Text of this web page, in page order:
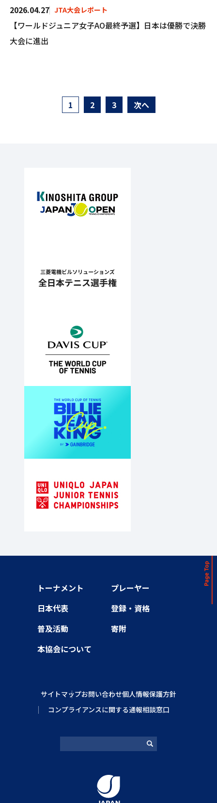
2026.04.27 JTA大会レポート
【ワールドジュニア女子AO最終予選】日本は優勝で決勝
大会に進出
1 2 3 次へ
トーナメント
プレーヤー
日本代表
登録・資格
普及活動
寄附
本協会について
サイトマップお問い合わせ個人情報保護方針
コンプライアンスに関する通報相談窓口